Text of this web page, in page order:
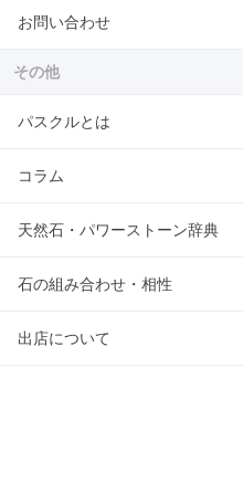
お問い合わせ
その他
パスクルとは
コラム
天然石・パワーストーン辞典
石の組み合わせ・相性
出店について